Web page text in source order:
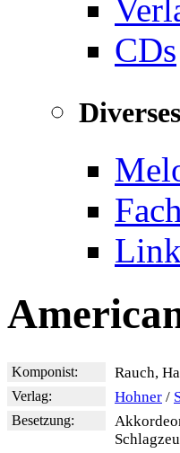
CDs
Diverses
Komponist: Rauch,
Verlag: Hohner /
Besetzung: